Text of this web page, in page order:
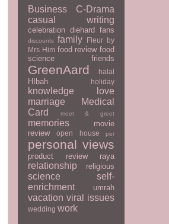
Business
C-Drama
casual writing
celebration diehard fans
discounts family
Fleur by
Mrs Him food review food
science
friends
GreenAard halal
HIbah holiday
knowledge
love
marriage
Medical
Card
meet & greet
memories
movie
review
open house per
personal views
product review raya
relationship religious
science
self-
enrichment
umrah
vacation viral issues
wedding work